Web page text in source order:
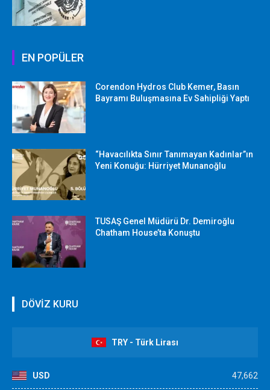
EN POPÜLER
Corendon Hydros Club Kemer, Basın
Bayramı Buluşmasına Ev Sahipliği Yaptı
“Havacılıkta Sınır Tanımayan Kadınlar”ın
Yeni Konuğu: Hürriyet Munanoğlu
TUSAŞ Genel Müdürü Dr. Demiroğlu
Chatham House’ta Konuştu
DÖVİZ KURU
TRY - Türk Lirası
USD 47,662